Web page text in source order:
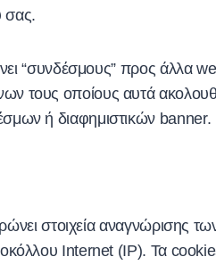
σας.
“συνδέσμους” προς άλλα
οποίους αυτά
ή διαφημιστικών banner.
στοιχεία αναγνώρισης
Internet (IP). Τα